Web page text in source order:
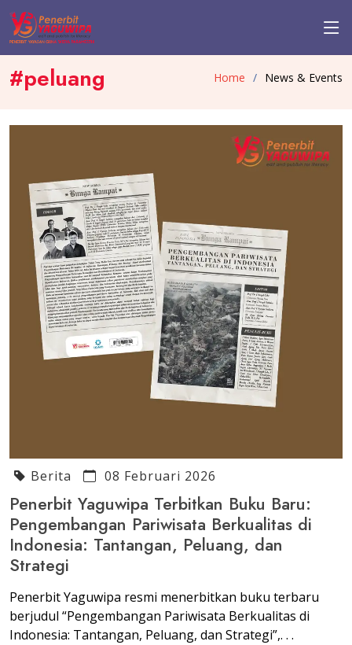
#peluang Home News & Events
Berita 08 Februari 2026
Penerbit Yaguwipa Terbitkan Buku Baru:
Pengembangan Pariwisata Berkualitas di
Indonesia: Tantangan, Peluang, dan
Strategi
Penerbit Yaguwipa resmi menerbitkan buku terbaru
berjudul “Pengembangan Pariwisata Berkualitas di
Indonesia: Tantangan, Peluang, dan Strategi”,. . .